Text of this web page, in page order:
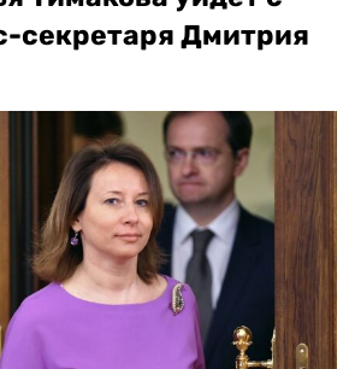
секретаря Дмитрия